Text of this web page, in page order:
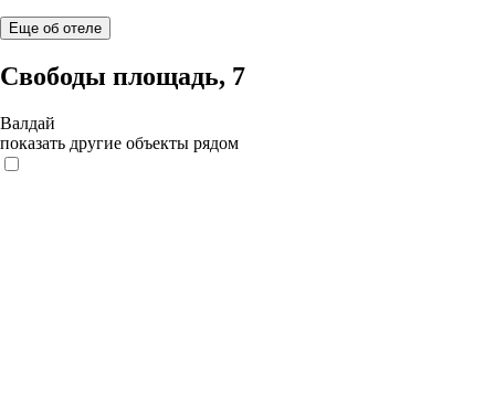
Еще об отеле
Свободы площадь, 7
Валдай
показать другие объекты рядом